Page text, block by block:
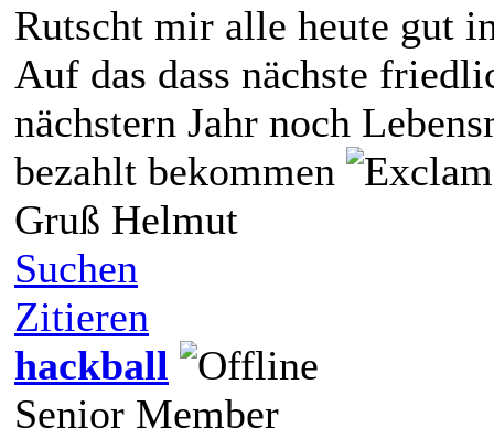
Rutscht mir alle heute gut
Auf das dass nächste
nächstern Jahr noch
bezahlt bekommen
Gruß Helmut
Suchen
Zitieren
hackball
Senior Member